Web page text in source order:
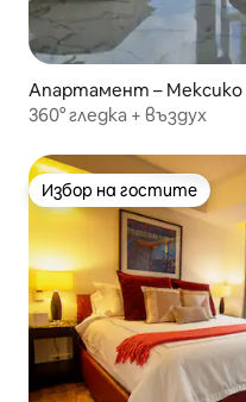
Апартамент –
360° гледка + въздух
Избор на гостите
Избор на гостите